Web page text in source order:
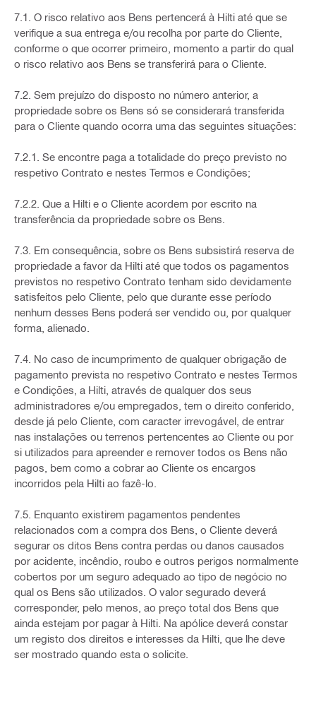
7.1. O risco relativo aos Bens pertencerá à Hilti até que se
verifique a sua entrega e/ou recolha por parte do Cliente,
conforme o que ocorrer primeiro, momento a partir do qual
o risco relativo aos Bens se transferirá para o Cliente.
7.2. Sem prejuízo do disposto no número anterior, a
propriedade sobre os Bens só se considerará transferida
para o Cliente quando ocorra uma das seguintes situações:
7.2.1. Se encontre paga a totalidade do preço previsto no
respetivo Contrato e nestes Termos e Condições;
7.2.2. Que a Hilti e o Cliente acordem por escrito na
transferência da propriedade sobre os Bens.
7.3. Em consequência, sobre os Bens subsistirá reserva de
propriedade a favor da Hilti até que todos os pagamentos
previstos no respetivo Contrato tenham sido devidamente
satisfeitos pelo Cliente, pelo que durante esse período
nenhum desses Bens poderá ser vendido ou, por qualquer
forma, alienado.
7.4. No caso de incumprimento de qualquer obrigação de
pagamento prevista no respetivo Contrato e nestes Termos
e Condições, a Hilti, através de qualquer dos seus
administradores e/ou empregados, tem o direito conferido,
desde já pelo Cliente, com caracter irrevogável, de entrar
nas instalações ou terrenos pertencentes ao Cliente ou por
si utilizados para apreender e remover todos os Bens não
pagos, bem como a cobrar ao Cliente os encargos
incorridos pela Hilti ao fazê-lo.
7.5. Enquanto existirem pagamentos pendentes
relacionados com a compra dos Bens, o Cliente deverá
segurar os ditos Bens contra perdas ou danos causados
por acidente, incêndio, roubo e outros perigos normalmente
cobertos por um seguro adequado ao tipo de negócio no
qual os Bens são utilizados. O valor segurado deverá
corresponder, pelo menos, ao preço total dos Bens que
ainda estejam por pagar à Hilti. Na apólice deverá constar
um registo dos direitos e interesses da Hilti, que lhe deve
ser mostrado quando esta o solicite.